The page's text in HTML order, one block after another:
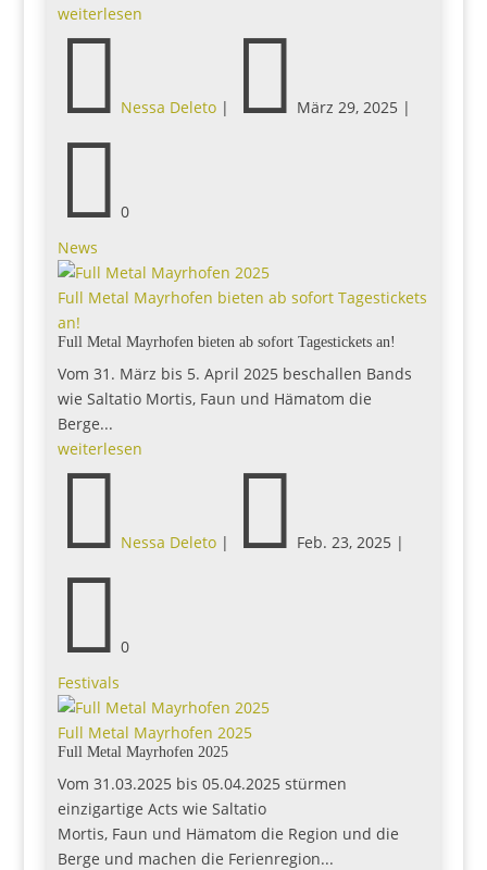
weiterlesen
 Nessa Deleto|  März 29, 2025 |
 0
News
Full Metal Mayrhofen bieten ab sofort Tagestickets
an!
Full Metal Mayrhofen bieten ab sofort Tagestickets an!
Vom 31. März bis 5. April 2025 beschallen Bands
wie Saltatio Mortis, Faun und Hämatom die
Berge...
weiterlesen
 Nessa Deleto|  Feb. 23, 2025 |
 0
Festivals
Full Metal Mayrhofen 2025
Full Metal Mayrhofen 2025
Vom 31.03.2025 bis 05.04.2025 stürmen
einzigartige Acts wie Saltatio
Mortis, Faun und Hämatom die Region und die
Berge und machen die Ferienregion...